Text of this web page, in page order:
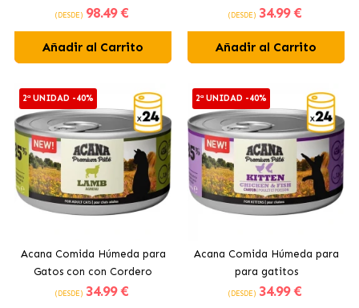
para Perros Adultos con
(DESDE) 98.49 €
Añadir al Carrito
(DESDE) 34.99 €
Añadir al Carrito
2ª UNIDAD -40%
Acana Comida Húmeda para
Gatos con con Cordero
(DESDE) 34.99 €
2ª UNIDAD -40%
Acana Comida Húmeda para
para gatitos
(DESDE) 34.99 €